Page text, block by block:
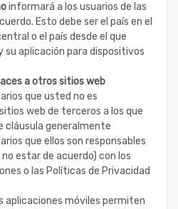
informará a los usuarios de las
Esto debe ser el país en el
o el país desde el que
su aplicación para dispositivos
a otros sitios web
que usted no es
web de terceros a los que
cláusula generalmente
que ellos son responsables
estar de acuerdo) con los
o las Políticas de Privacidad
aplicaciones móviles permiten